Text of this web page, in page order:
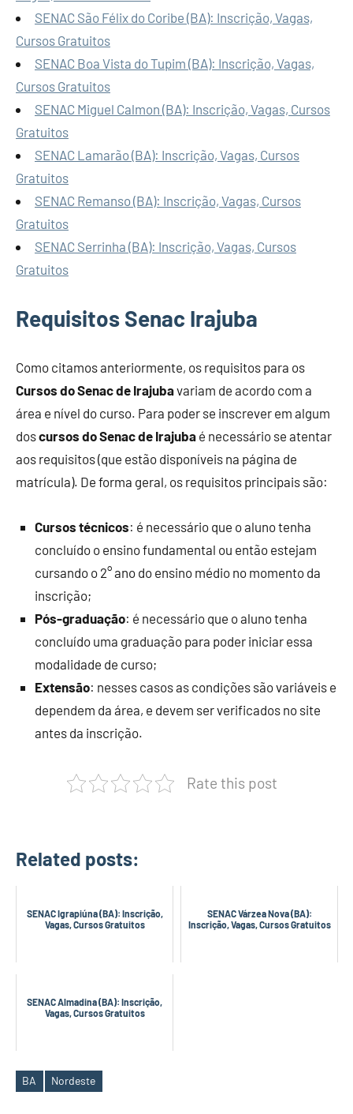
SENAC São Félix do Coribe (BA): Inscrição, Vagas,
Cursos Gratuitos
SENAC Boa Vista do Tupim (BA): Inscrição, Vagas,
Cursos Gratuitos
SENAC Miguel Calmon (BA): Inscrição, Vagas, Cursos
Gratuitos
SENAC Lamarão (BA): Inscrição, Vagas, Cursos
Gratuitos
SENAC Remanso (BA): Inscrição, Vagas, Cursos
Gratuitos
SENAC Serrinha (BA): Inscrição, Vagas, Cursos
Gratuitos
Requisitos Senac Irajuba
Como citamos anteriormente, os requisitos para os
Cursos do Senac de Irajubavariam de acordo com a
área e nível do curso. Para poder se inscrever em algum
doscursos do Senac de Irajuba é necessário se atentar
aos requisitos (que estão disponíveis na página de
matrícula). De forma geral, os requisitos principais são:
Cursos técnicos: é necessário que o aluno tenha
concluído o ensino fundamental ou então estejam
cursando o 2° ano do ensino médio no momento da
inscrição;
Pós-graduação: é necessário que o aluno tenha
concluído uma graduação para poder iniciar essa
modalidade de curso;
Extensão: nesses casos as condições são variáveis e
dependem da área, e devem ser verificados no site
antes da inscrição.
Rate this post
Related posts:
SENAC Igrapiúna (BA): Inscrição,
Vagas, Cursos Gratuitos
SENAC Várzea Nova (BA):
Inscrição, Vagas, Cursos Gratuitos
SENAC Almadina (BA): Inscrição,
Vagas, Cursos Gratuitos
Tags
BA Nordeste